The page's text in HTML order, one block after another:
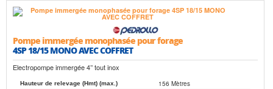
Pompe immergée monophasée pour forage
4SP 18/15 MONO AVEC COFFRET
Electropompe immergée 4’’ tout inox
Hauteur de relevage (Hmt) (max.) 156 Mètres